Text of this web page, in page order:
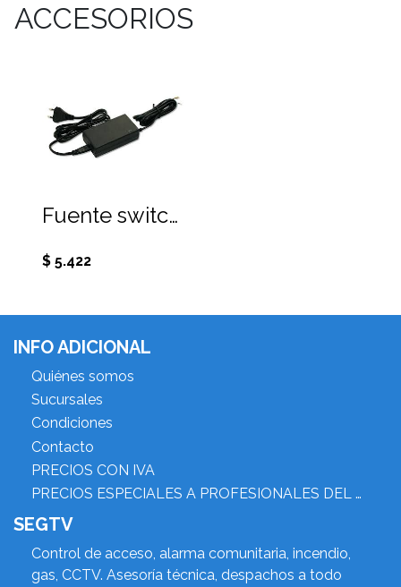
ACCESORIOS
Fuente switching 220 Vac, 12Vdc 2A sin enchufe, sin conector
$ 5.422
INFO ADICIONAL
Quiénes somos
Sucursales
Condiciones
Contacto
PRECIOS CON IVA
PRECIOS ESPECIALES A PROFESIONALES DEL RUBRO
SEGTV
Control de acceso, alarma comunitaria, incendio,
gas, CCTV. Asesoría técnica, despachos a todo